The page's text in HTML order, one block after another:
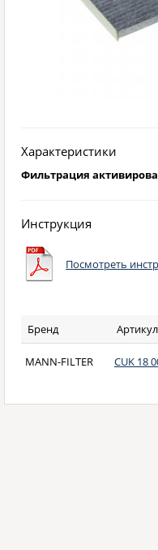
Характеристики
Фильтрация
Инструкция
Посмотреть
Бренд Артикул
MANN-FILTER CUK 18